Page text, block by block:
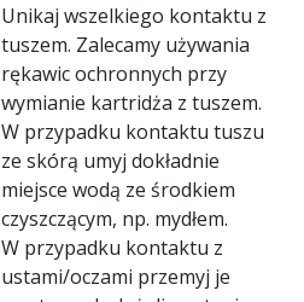
Unikaj wszelkiego kontaktu z
tuszem. Zalecamy używania
rękawic ochronnych przy
wymianie kartridża z tuszem.
W przypadku kontaktu tuszu
ze skórą umyj dokładnie
miejsce wodą ze środkiem
czyszczącym, np. mydłem.
W przypadku kontaktu z
ustami/oczami przemyj je